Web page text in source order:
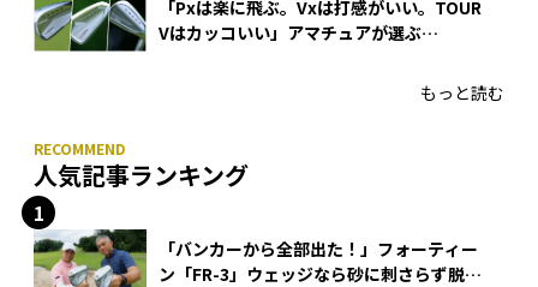
「Pxは楽に飛ぶ。Vxは打感がいい。TOUR
Vはカッコいい」アマチュアが選ぶ
もっと読む
人気記事ランキング
「バンカーから全部出た！」フォーティー
ン「FR-3」ウェッジなら砂に刺さらず脱出